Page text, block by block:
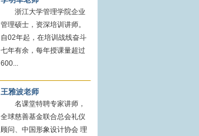
浙江大学管理学院企业
管理硕士，资深培训讲师。
自02年起，在培训战线奋斗
七年有余，每年授课量超过
600...
王雅波老师
名课堂特聘专家讲师，
全球慈善基金联合总会礼仪
顾问、中国形象设计协会 理